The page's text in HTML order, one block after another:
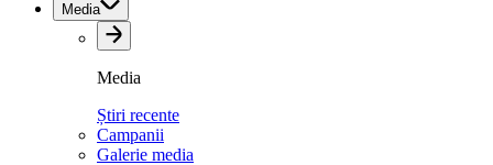
Media
Media
Știri recente
Campanii
Galerie media